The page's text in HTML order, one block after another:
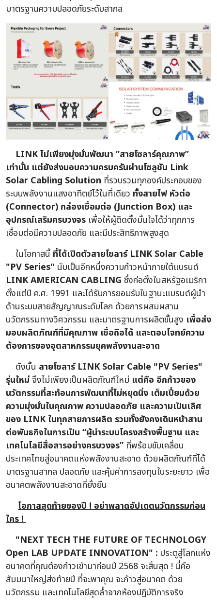
มาตรฐานความปลอดภัยระดับสากล
LINK ไม่เพียงมุ่งมั่นพัฒนา “สายโซลาร์คุณภาพ”
เท่านั้น แต่ยังส่งมอบความครบครันผ่านโซลูชัน Link
Solar Cabling Solution ที่รวบรวมทุกองค์ประกอบของ
ระบบพลังงานแสงอาทิตย์ไว้ในที่เดียว ทั้งสายไฟ หัวต่อ
(Connector) กล่องเชื่อมต่อ (Junction Box) และ
อุปกรณ์เสริมครบวงจร เพื่อให้ผู้ติดตั้งมั่นใจได้ว่าทุกการ
เชื่อมต่อมีความปลอดภัย และมีประสิทธิภาพสูงสุด
ในโอกาสนี้ ที่ได้เปิดตัวสายโซลาร์ LINK Solar Cable
"PV Series" นับเป็นอีกหนึ่งความก้าวหน้าภายใต้แบรนด์
LINK AMERICAN CABLING ซึ่งก่อตั้งในสหรัฐอเมริกา
ตั้งแต่ปี ค.ศ. 1991 และได้รับการยอมรับในฐานะแบรนด์ผู้นำ
ด้านระบบสายสัญญาณระดับโลก ด้วยการผสมผสาน
นวัตกรรมทางวิศวกรรม และมาตรฐานการผลิตขั้นสูง เพื่อส่ง
มอบผลิตภัณฑ์ที่มีคุณภาพ เชื่อถือได้ และตอบโจทย์ความ
ต้องการของอุตสาหกรรมยุคพลังงานสะอาด
ดังนั้น สายโซลาร์ LINK Solar Cable "PV Series"
รุ่นใหม่จึงไม่เพียงเป็นผลิตภัณฑ์ใหม่ แต่คือ อีกก้าวของ
นวัตกรรมที่สะท้อนการพัฒนาที่ไม่หยุดนิ่ง เต็มเปี่ยมด้วย
ความมุ่งมั่นในคุณภาพ ความปลอดภัย และความเป็นเลิศ
ของ LINK ในทุกสายการผลิต รวมทั้งยังคงเดินหน้าสาน
ต่อพันธกิจในการเป็น “ผู้นำระบบโครงสร้างพื้นฐาน และ
เทคโนโลยีสื่อสารอย่างครบวงจร” ที่พร้อมขับเคลื่อน
ประเทศไทยสู่อนาคตแห่งพลังงานสะอาด ด้วยผลิตภัณฑ์ที่ได้
มาตรฐานสากล ปลอดภัย และคุ้มค่าการลงทุนในระยะยาว เพื่อ
อนาคตพลังงานสะอาดที่ยั่งยืน
โอกาสสุดท้ายของปี ! อย่าพลาดอัปเดตนวัตกรรมก่อน
ใคร !
"NEXT TECH THE FUTURE OF TECHNOLOGY
Open LAB UPDATE INNOVATION" : ประตูสู่โลกแห่ง
อนาคตที่คุณต้องก้าวเข้ามาก่อนปี 2568 จะสิ้นสุด ! นี่คือ
สัมมนาใหญ่ส่งท้ายปี ที่จะพาคุณ จะก้าวสู่อนาคต ด้วย
นวัตกรรม และเทคโนโลยีสุดล้ำจากห้องปฏิบัติการจริง